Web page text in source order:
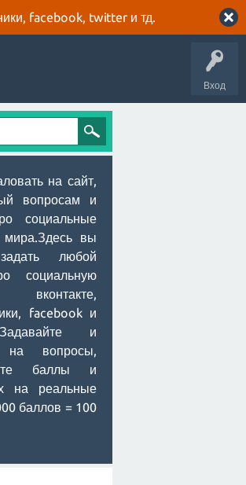
facebook, twitter и тд.
Вход
на сайт,
вопросам и
социальные
мира.Здесь вы
любой
социальную
facebook и
и
на вопросы,
баллы и
на реальные
баллов = 100